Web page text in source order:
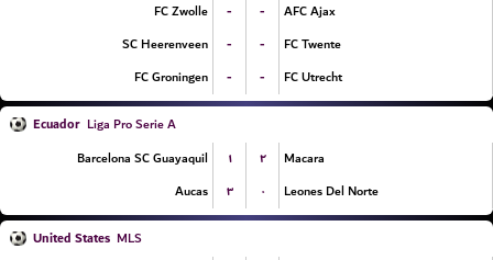
FC Zwolle
- -
AFC Ajax
SC Heerenveen
- -
FC Twente
FC Groningen
- - FC Utrecht
Ecuador Liga Pro Serie A
Barcelona SC Guayaquil
۱ ۲
Macara
Aucas
۳ ۰ Leones Del Norte
United States MLS